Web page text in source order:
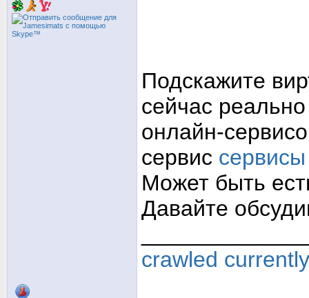
Подскажите
сейчас
онлайн-
сервис
Может быть
Давайте
crawled